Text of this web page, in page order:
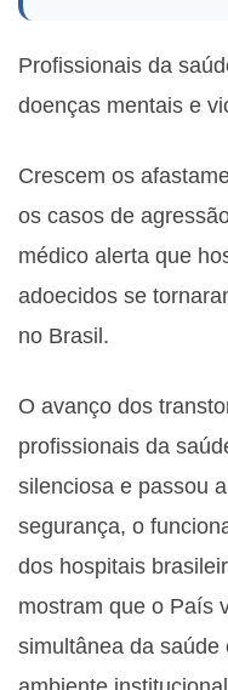
Profissionais da
doenças mentais e
Crescem os
os casos de
médico alerta que
adoecidos se
no Brasil.
O avanço dos
profissionais da
silenciosa e passou
segurança, o
dos hospitais
mostram que o País
simultânea da